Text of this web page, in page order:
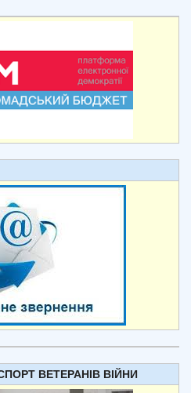
ВЕТЕРАНІВ ВІЙНИ